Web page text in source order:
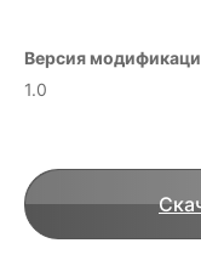
Версия
1.0